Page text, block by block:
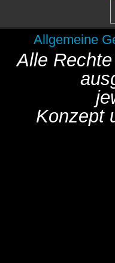
Allgemeine
Alle
Konzept